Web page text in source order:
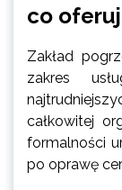
co
Zakład
zakres
całkowitej
formalności
po oprawę